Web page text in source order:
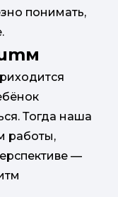
понимать,
Тогда наша
работы,
—